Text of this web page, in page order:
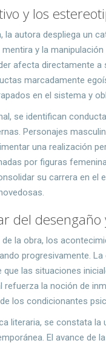
y los
la autora despliega un
y la
afecta directamente
marcadamente
en el sistema y
se identifican
Personajes
una realización
por figuras
su carrera en el
del
la obra, los
progresivamente.
las situaciones
la noción de
los condicionantes
literaria, se constata
El avance de